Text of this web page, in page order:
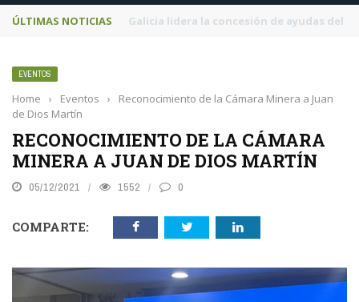
ÚLTIMAS NOTICIAS El MITECO prepara una subasta de 600
EVENTOS
Home › Eventos ›
Reconocimiento de la Cámara Minera a Juan
de Dios Martín
RECONOCIMIENTO DE LA CÁMARA
MINERA A JUAN DE DIOS MARTÍN
05/12/2021 1552 0
COMPARTE: